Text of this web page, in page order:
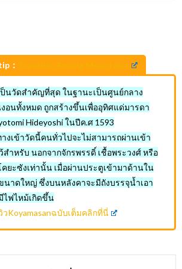
：
ป็นวัดสำคัญที่สุด ในฐานะเป็นศูนย์กลาง
อนทั้งหมด ถูกสร้างขึ้นเพื่ออุทิศแด่มารดา
Hideyoshi ในปีค.ศ 1593
งเข้าวัดนี้คนทั่วไปจะไม่สามารถผ่านเข้า
สำหรับ นอกจากจักรพรรดิ์ เชื้อพระวงศ์ หรือ
ยะซังเท่านั้น เมื่อผ่านประตูเข้ามาด้านใน
นาดใหญ่ ซึ่งบนหลังคาจะมีถังบรรจุน้ำเอา
ฟไหม้เกิดขึ้น
Koyamasanฉบับเต็มคลิกที่นี่